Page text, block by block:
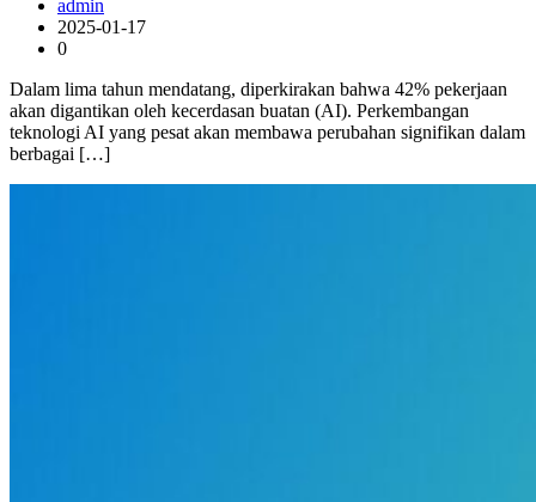
admin
2025-01-17
0
Dalam lima tahun mendatang, diperkirakan bahwa 42% pekerjaan
akan digantikan oleh kecerdasan buatan (AI). Perkembangan
teknologi AI yang pesat akan membawa perubahan signifikan dalam
berbagai […]